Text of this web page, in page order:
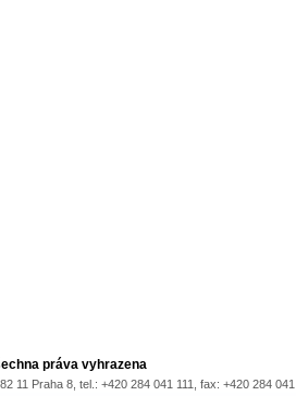
práva vyhrazena
11 Praha 8, tel.: +420 284 041 111, fax: +420 284